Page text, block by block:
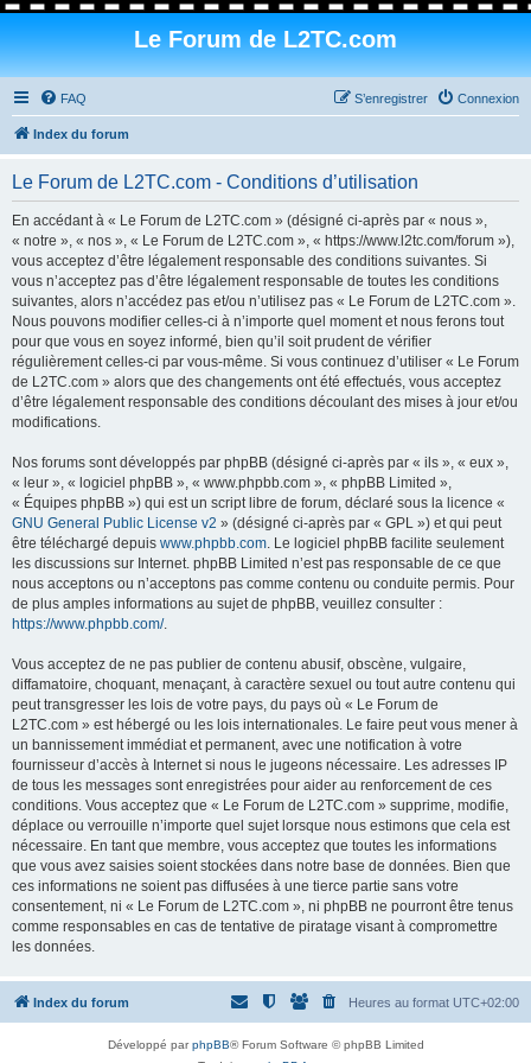
Le Forum de L2TC.com
FAQ Connexion
S’enregistrer
Index du forum
Le Forum de L2TC.com - Conditions d’utilisation
En accédant à « Le Forum de L2TC.com » (désigné ci-après par « nous »,
« notre », « nos », « Le Forum de L2TC.com », « https://www.l2tc.com/forum »),
vous acceptez d’être légalement responsable des conditions suivantes. Si
vous n’acceptez pas d’être légalement responsable de toutes les conditions
suivantes, alors n’accédez pas et/ou n’utilisez pas « Le Forum de L2TC.com ».
Nous pouvons modifier celles-ci à n’importe quel moment et nous ferons tout
pour que vous en soyez informé, bien qu’il soit prudent de vérifier
régulièrement celles-ci par vous-même. Si vous continuez d’utiliser « Le Forum
de L2TC.com » alors que des changements ont été effectués, vous acceptez
d’être légalement responsable des conditions découlant des mises à jour et/ou
modifications.
Nos forums sont développés par phpBB (désigné ci-après par « ils », « eux »,
« leur », « logiciel phpBB », « www.phpbb.com », « phpBB Limited »,
« Équipes phpBB ») qui est un script libre de forum, déclaré sous la licence «
GNU General Public License v2 » (désigné ci-après par « GPL ») et qui peut
être téléchargé depuis www.phpbb.com. Le logiciel phpBB facilite seulement
les discussions sur Internet. phpBB Limited n’est pas responsable de ce que
nous acceptons ou n’acceptons pas comme contenu ou conduite permis. Pour
de plus amples informations au sujet de phpBB, veuillez consulter :
https://www.phpbb.com/.
Vous acceptez de ne pas publier de contenu abusif, obscène, vulgaire,
diffamatoire, choquant, menaçant, à caractère sexuel ou tout autre contenu qui
peut transgresser les lois de votre pays, du pays où « Le Forum de
L2TC.com » est hébergé ou les lois internationales. Le faire peut vous mener à
un bannissement immédiat et permanent, avec une notification à votre
fournisseur d’accès à Internet si nous le jugeons nécessaire. Les adresses IP
de tous les messages sont enregistrées pour aider au renforcement de ces
conditions. Vous acceptez que « Le Forum de L2TC.com » supprime, modifie,
déplace ou verrouille n’importe quel sujet lorsque nous estimons que cela est
nécessaire. En tant que membre, vous acceptez que toutes les informations
que vous avez saisies soient stockées dans notre base de données. Bien que
ces informations ne soient pas diffusées à une tierce partie sans votre
consentement, ni « Le Forum de L2TC.com », ni phpBB ne pourront être tenus
comme responsables en cas de tentative de piratage visant à compromettre
les données.
Index du forum Heures au format UTC+02:00
Développé parphpBB® Forum Software © phpBB Limited